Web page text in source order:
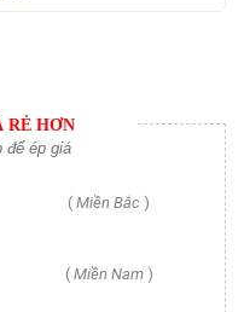
RẺ HƠN
để ép giá
( Miền Bắc )
( Miền Nam)